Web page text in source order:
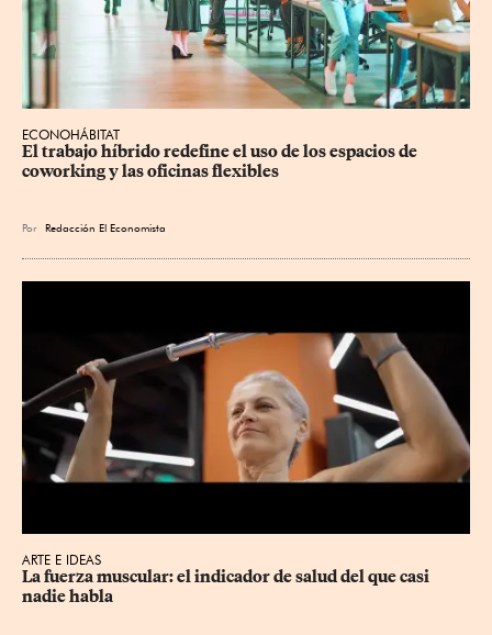
ECONOHÁBITAT
El trabajo híbrido redefine el uso de los espacios de
coworking y las oficinas flexibles
Por Redacción El Economista
ARTE E IDEAS
La fuerza muscular: el indicador de salud del que casi
nadie habla